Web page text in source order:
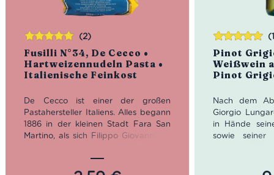
Fusilli N°34, De Cecco •
Hartweizennudeln Pasta •
Italienische Feinkost
(2)
De Cecco ist einer der großen
Pastahersteller Italiens. Alles begann
1886 in der kleinen Stadt Fara San
Martino, als sich Filippo Giovanni De
erstklassigen Mehl der
familieneigenen Mühle Pasta
Bewertet
mit5.00 von
5
Pinot
Weißwein
Pinot
Nach dem
Giorgio
in Hände
sowie seiner
Severini
Bewertet
mit5.00 von
5